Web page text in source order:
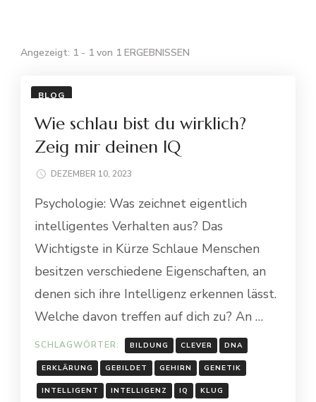
Angezeigt: 1 - 1 von 1 ERGEBNISSEN
BLOG
Wie schlau bist du wirklich?
Zeig mir deinen IQ
DEZEMBER 10, 2023
Psychologie: Was zeichnet eigentlich
intelligentes Verhalten aus? Das
Wichtigste in Kürze Schlaue Menschen
besitzen verschiedene Eigenschaften, an
denen sich ihre Intelligenz erkennen lässt.
Welche davon treffen auf dich zu? An …
SCHLAGWÖRTER: BILDUNG CLEVER DNA
ERKLÄRUNG GEBILDET GEHIRN GENETIK
INTELLIGENT INTELLIGENZ IQ KLUG